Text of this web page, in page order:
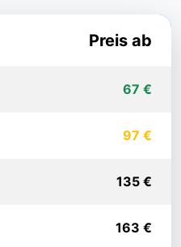
Preis ab
67 €
97 €
135 €
163 €